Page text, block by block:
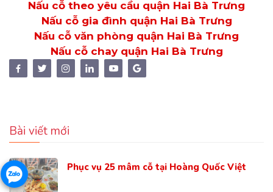
Nấu cỗ theo yêu cầu quận Hai Bà Trưng
Nấu cỗ gia đình quận Hai Bà Trưng
Nấu cỗ văn phòng quận Hai Bà Trưng
Nấu cỗ chay quận Hai Bà Trưng
Bài viết mới
Phục vụ 25 mâm cỗ tại Hoàng Quốc Việt